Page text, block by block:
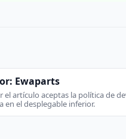
Ewaparts
el artículo aceptas la política de
en el desplegable inferior.